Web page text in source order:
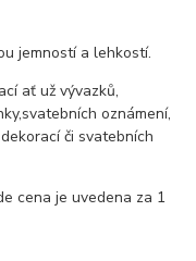
jemností a lehkostí.
ať už vývazků,
oznámení,
či svatebních
cena je uvedena za 1